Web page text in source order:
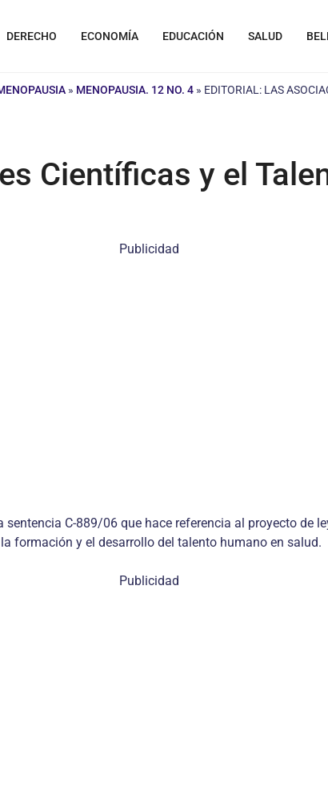
DERECHO ECONOMÍA EDUCACIÓN SALUD
» MENOPAUSIA. 12 NO. 4 » EDITORIAL: LAS
Científicas y el
Publicidad
C-889/06 que hace referencia al proyecto de
formación y el desarrollo del talento humano en salud.
Publicidad